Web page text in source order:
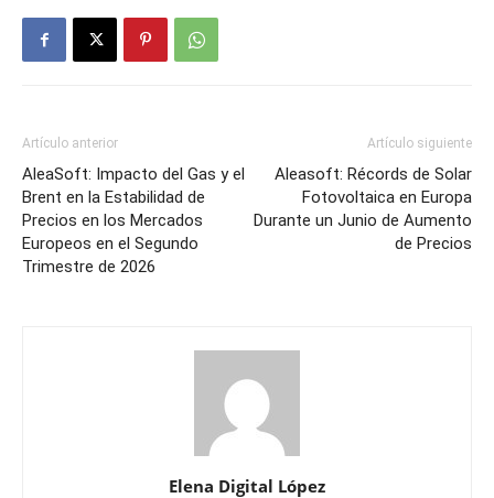
Artículo anterior
AleaSoft: Impacto del Gas y el
Brent en la Estabilidad de
Precios en los Mercados
Europeos en el Segundo
Trimestre de 2026
Artículo siguiente
Aleasoft: Récords de Solar
Fotovoltaica en Europa
Durante un Junio de Aumento
de Precios
Elena Digital López